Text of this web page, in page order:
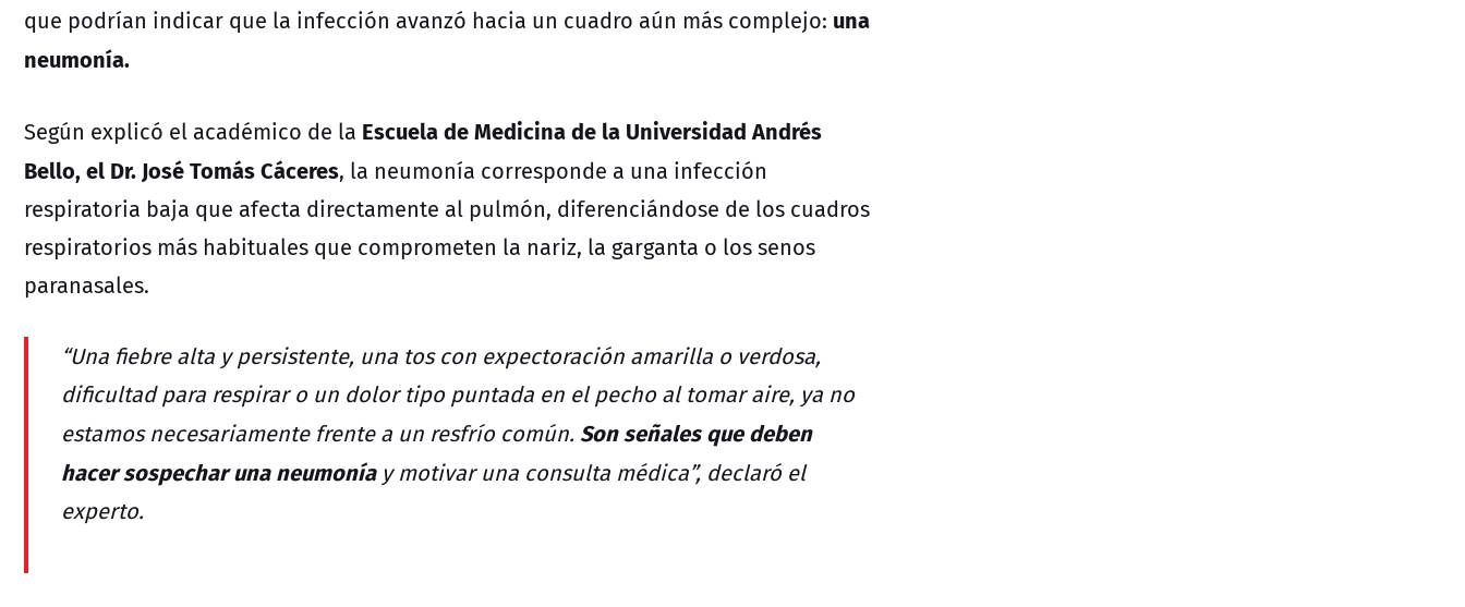
que podrían indicar que la infección avanzó hacia un cuadro aún más complejo: una
neumonía.
Según explicó el académico de la Escuela de Medicina de la Universidad Andrés
Bello, el Dr. José Tomás Cáceres, la neumonía corresponde a una infección
respiratoria baja que afecta directamente al pulmón, diferenciándose de los cuadros
respiratorios más habituales que comprometen la nariz, la garganta o los senos
paranasales.
“Una fiebre alta y persistente, una tos con expectoración amarilla o verdosa,
dificultad para respirar o un dolor tipo puntada en el pecho al tomar aire, ya no
estamos necesariamente frente a un resfrío común. Son señales que deben
hacer sospechar una neumoníay motivar una consulta médica”, declaró el
experto.